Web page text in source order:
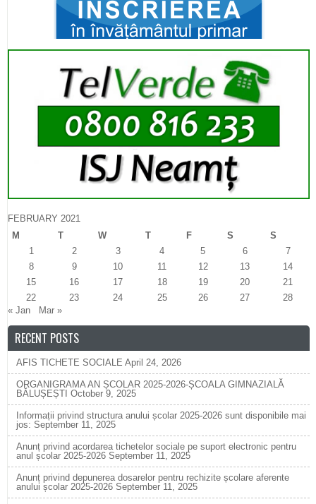
FEBRUARY 2021
M
T W T F S
S
1
2 3 4 5 6
7
8
9 10 11 12 13
14
15
16 17 18 19 20
21
22
23 24 25 26 27
28
« Jan
Mar »
RECENT POSTS
AFIS TICHETE SOCIALE April 24, 2026
ORGANIGRAMA AN ȘCOLAR 2025-2026-ȘCOALA GIMNAZIALĂ
BĂLUȘEȘTI October 9, 2025
Informații privind structura anului școlar 2025-2026 sunt disponibile mai
jos: September 11, 2025
Anunț privind acordarea tichetelor sociale pe suport electronic pentru
anul școlar 2025-2026 September 11, 2025
Anunț privind depunerea dosarelor pentru rechizite școlare aferente
anului școlar 2025-2026 September 11, 2025